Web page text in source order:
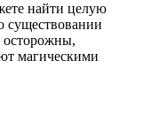
найти целую
существовании
осторожны,
магическими